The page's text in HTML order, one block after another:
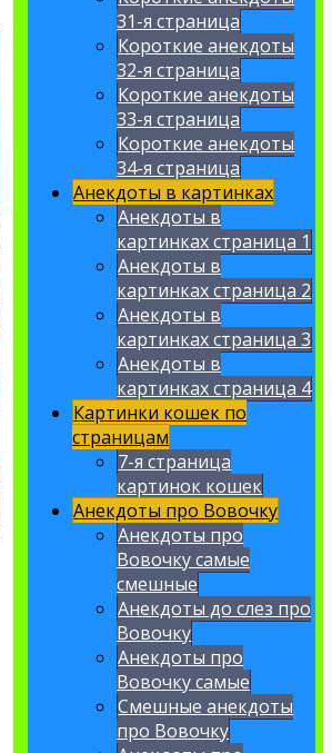
31-я страница
Короткие анекдоты
32-я страница
Короткие анекдоты
33-я страница
Короткие анекдоты
34-я страница
Анекдоты в картинках
Анекдоты в
картинках страница 1
Анекдоты в
картинках страница 2
Анекдоты в
картинках страница 3
Анекдоты в
картинках страница 4
Картинки кошек по
страницам
7-я страница
картинок кошек
Анекдоты про Вовочку
Анекдоты про
Вовочку самые
смешные
Анекдоты до слез про
Вовочку
Анекдоты про
Вовочку самые
Смешные анекдоты
про Вовочку